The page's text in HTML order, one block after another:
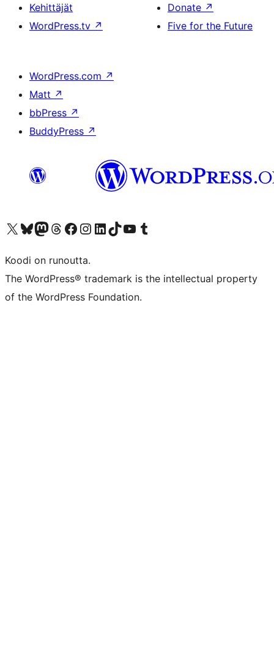
Kehittäjät
WordPress.tv ↗
Donate ↗
Five for the Future
WordPress.com ↗
Matt ↗
bbPress ↗
BuddyPress ↗
Visit our X (formerly Twitter) account
Visit our Bluesky account
Visit our Mastodon account
Visit our Threads account
Visit our Facebook page
Visit our Instagram account
Visit our LinkedIn account
Visit our TikTok account
Näytä YouTube-kanava
Visit our Tumblr account
Koodi on runoutta.
The WordPress® trademark is the intellectual property
of the WordPress Foundation.